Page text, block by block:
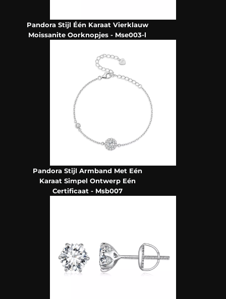
Pandora Stijl Één Karaat Vierklauw
Moissanite Oorknopjes - Mse003-l
Pandora Stijl Armband Met Eén
Karaat Simpel Ontwerp Eén
Certificaat - Msb007